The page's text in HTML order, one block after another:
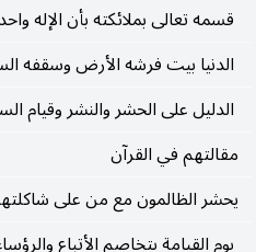
قسمه تعالى بملائكته بأن الإله واحد
الدنيا بيت فرشه الأرض وسقفه
الدليل على الحشر والنشر وقيام
مقالتهم في القرآن
يحشر الظالمون مع من على
يوم القيامة يتخاصم الأتباع
إنك أيها الرسول
فجرى عيونا في الأرض ،
النبات من برّ إلى شعير
وجفّت وصارت مصفرة